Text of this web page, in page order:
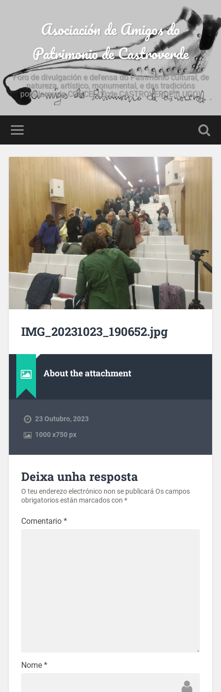
Asociación de Amigos do
Patrimonio de Castroverde
Foro de divulgación e defensa do Patrimonio cultural, de
natureza, artístico, monumental, e das tradicións
populares do CONCELLO de CASTROVERDE (LUGO)
IMG_20231023_190652.jpg
About the attachment
23 Outubro, 2023
1000x750 px
Deixa unha resposta
O teu enderezo electrónico non se publicará Os campos
obrigatorios están marcados con *
Comentario *
Nome *